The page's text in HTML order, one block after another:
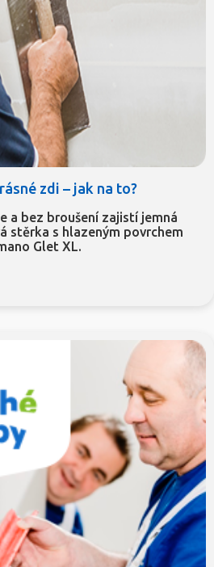
zdi – jak na to?
a bez broušení zajistí jemná
stěrka s hlazeným povrchem
Glet XL.